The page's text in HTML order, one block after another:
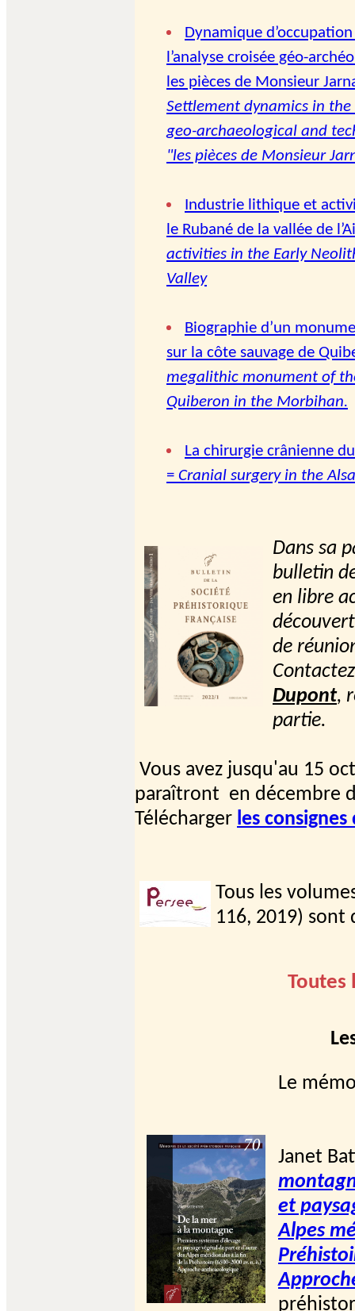
Dynamique
l’analyse croisée géo-
les pièces de Monsieur
Settlement dynamics in
geo-archaeological and
"les pièces de Monsieur
Industrie lithique et
le Rubané de la vallée de
activities in the Early
Valley
Biographie d’un
sur la côte sauvage de
megalithic monument of
Quiberon in the Morbihan.
La chirurgie crânienne
= Cranial surgery in the
Dans sa
bulletin
en libre
de
Dupont,
partie.
Vous avez jusqu'au 15
paraîtront en décembre
Télécharger les
Tous les
116, 2019) sont
Toutes
Le
Janet
et
Alpes